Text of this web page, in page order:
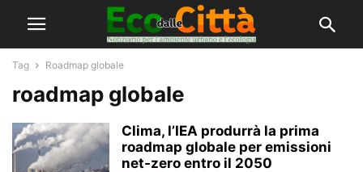
Tag Roadmap globale
roadmap globale
Clima, l’IEA produrrà la prima
roadmap globale per emissioni
net-zero entro il 2050